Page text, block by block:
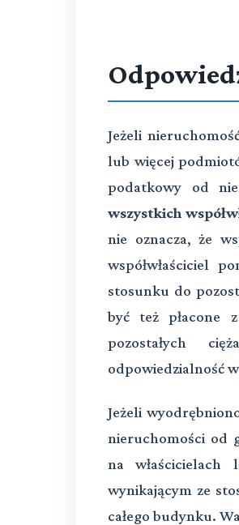
Jeżeli
lub więcej
podatkowy od
wszystkich
nie oznacza, że
współwłaściciel
stosunku do
być też płacone
pozostałych
odpowiedzialność
Jeżeli
nieruchomości od
na właścicielach
wynikającym ze
całego budynku.